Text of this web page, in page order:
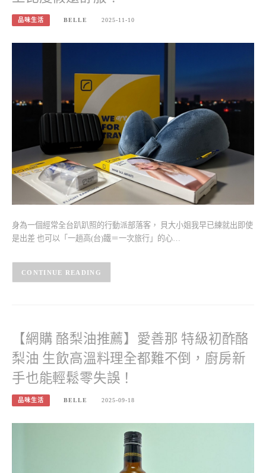
品味生活 BELLE 2025-11-10
身為一個經常全台趴趴照的行動派部落客， 貝大小姐我早已練就出即使
是出差 也可以「一趟高(台)鐵＝一次旅行」的心…
CONTINUE READING
【網購 酪梨油推薦】愛善那 特級初酢酪
梨油 生飲高溫料理全都難不倒，廚房新
手也能輕鬆零失誤！
品味生活 BELLE 2025-09-18